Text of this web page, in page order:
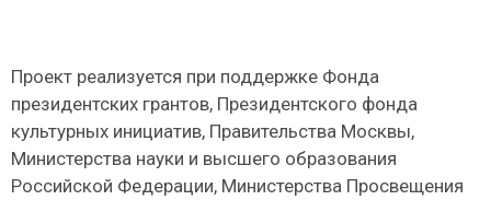
Проект реализуется при поддержке Фонда
президентских грантов, Президентского фонда
культурных инициатив, Правительства Москвы,
Министерства науки и высшего образования
Российской Федерации, Министерства Просвещения